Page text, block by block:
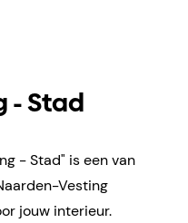
- Stad
- Stad" is een van
Vesting
jouw interieur.